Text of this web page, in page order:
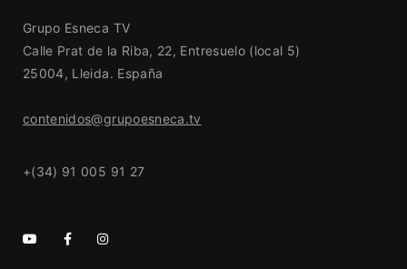
Grupo Esneca TV
Calle Prat de la Riba, 22, Entresuelo (local 5)
25004, Lleida. España
contenidos@grupoesneca.tv
+(34) 91 005 91 27